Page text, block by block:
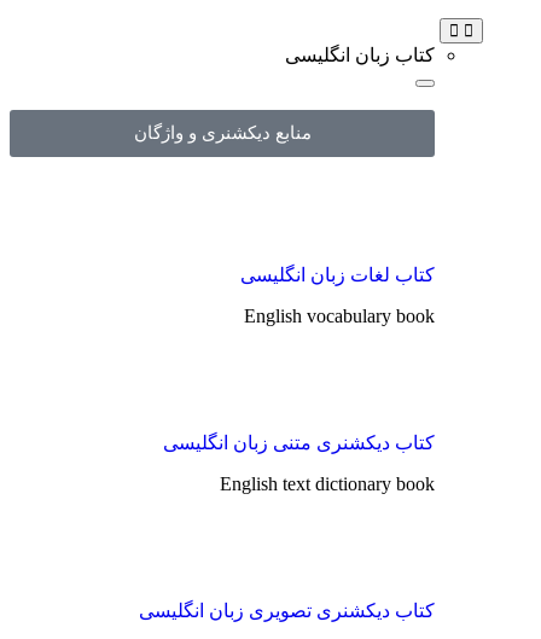
کتاب زبان انگلیسی
منابع دیکشنری و واژگان
کتاب لغات زبان انگلیسی
English vocabulary book
کتاب دیکشنری متنی زبان انگلیسی
English text dictionary book
کتاب دیکشنری تصویری زبان انگلیسی